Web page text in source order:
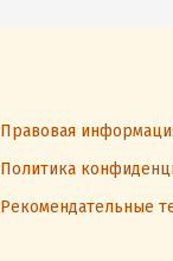
Правовая
Политика
Рекомендательные